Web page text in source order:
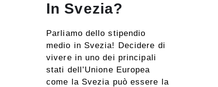
In Svezia?
Parliamo dello stipendio
medio in Svezia! Decidere di
vivere in uno dei principali
stati dell’Unione Europea
come la Svezia può essere la